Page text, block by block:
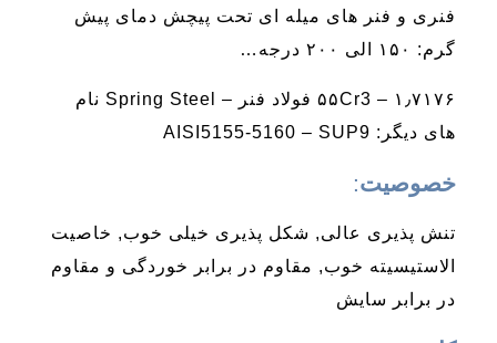
فنری و فنر های میله ای تحت پیچش دمای پیش
گرم: ۱۵۰ الی ۲۰۰ درجه…
۱٫۷۱۷۶ – ۵۵Cr3 فولاد فنر – Spring Steel نام
های دیگر: AISI5155-5160 – SUP9
خصوصیت:
تنش پذیری عالی, شکل پذیری خیلی خوب, خاصیت
الاستیسیته خوب, مقاوم در برابر خوردگی و مقاوم
در برابر سایش